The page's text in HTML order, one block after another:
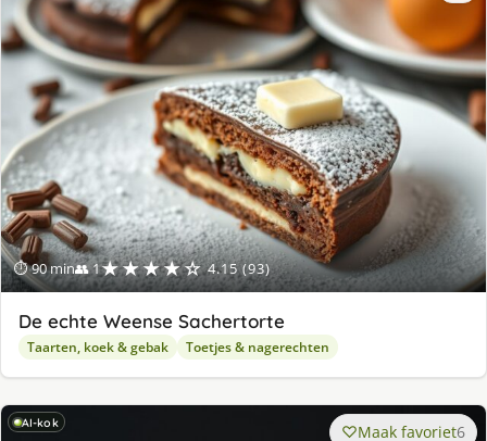
⏱ 90 min👥 1★★★★☆ 4.15 (93)
De echte Weense Sachertorte
Taarten, koek & gebak Toetjes & nagerechten
AI-kok Maak favoriet6